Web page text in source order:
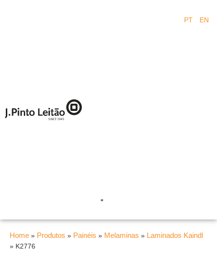
PT EN
Home » Produtos » Painéis » Melaminas » Laminados Kaindl
» K2776